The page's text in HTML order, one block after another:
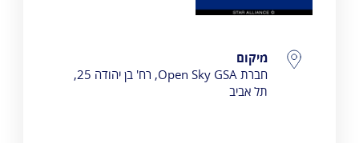
פרטי התקשרות
מיקום
חברת Open Sky GSA, רח' בן יהודה 25,
תל אביב